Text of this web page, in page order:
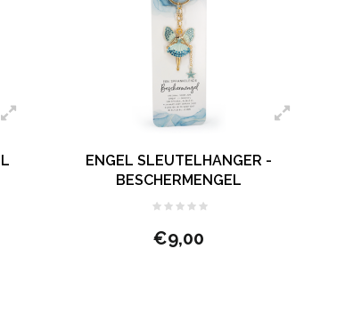
ENGEL SLEUTELHANGER -
BESCHERMENGEL
€9,00